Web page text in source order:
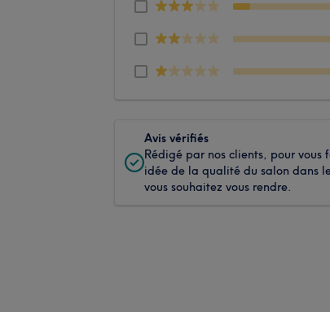
Avis vérifiés
Rédigé par nos clients, pour vous
idée de la qualité du salon dans
vous souhaitez vous rendre.